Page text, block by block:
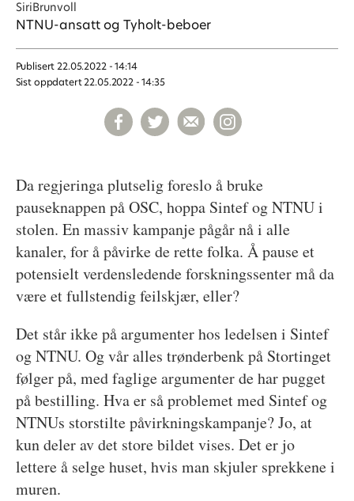
SiriBrunvoll
NTNU-ansatt og Tyholt-beboer
Publisert 22.05.2022 - 14:14
Sist oppdatert 22.05.2022 - 14:35
Da regjeringa plutselig foreslo å bruke
pauseknappen på OSC, hoppa Sintef og NTNU i
stolen. En massiv kampanje pågår nå i alle
kanaler, for å påvirke de rette folka. Å pause et
potensielt verdensledende forskningssenter må da
være et fullstendig feilskjær, eller?
Det står ikke på argumenter hos ledelsen i Sintef
og NTNU. Og vår alles trønderbenk på Stortinget
følger på, med faglige argumenter de har pugget
på bestilling. Hva er så problemet med Sintef og
NTNUs storstilte påvirkningskampanje? Jo, at
kun deler av det store bildet vises. Det er jo
lettere å selge huset, hvis man skjuler sprekkene i
muren.